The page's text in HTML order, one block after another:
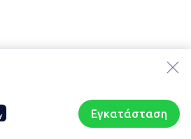
Εγκατάσταση
Sitemap
τοποθεσίας
Συζητήσεις Προφίλ